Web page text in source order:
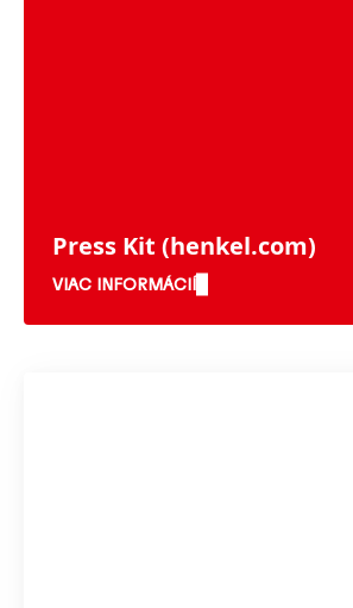
Press Kit (henkel.com)
VIAC INFORMÁCIÍ